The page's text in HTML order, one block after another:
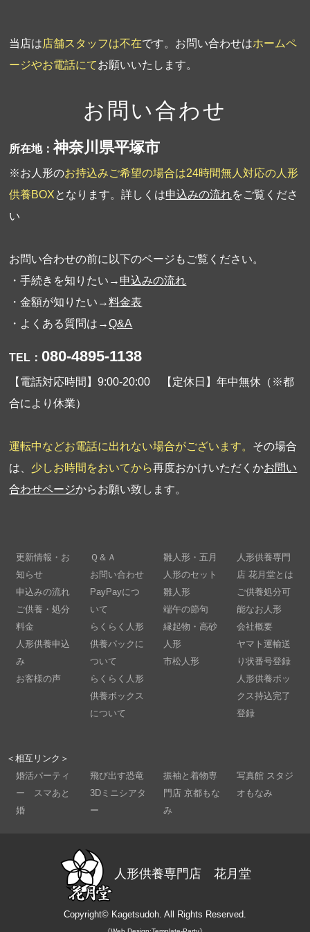
当店は店舗スタッフは不在です。お問い合わせはホームペ
ージやお電話にてお願いいたします。
お問い合わせ
所在地：神奈川県平塚市
※お人形のお持込みご希望の場合は24時間無人対応の人形
供養BOXとなります。詳しくは申込みの流れをご覧くださ
い
お問い合わせの前に以下のページもご覧ください。
・手続きを知りたい→ 申込みの流れ
・金額が知りたい→料金表
・よくある質問は→Q&A
TEL： 080-4895-1138
【電話対応時間】9:00-20:00 【定休日】年中無休（※都
合により休業）
運転中などお電話に出れない場合がございます。 その場合
は、 少しお時間をおいてから再度おかけいただくかお問い
合わせページからお願い致します。
更新情報・お
知らせ
申込みの流れ
ご供養・処分
料金
人形供養申込
み
お客様の声
Ｑ＆Ａ
お問い合わせ
PayPayにつ
いて
らくらく人形
供養パックに
ついて
らくらく人形
供養ボックス
について
雛人形・五月
人形のセット
雛人形
端午の節句
縁起物・高砂
人形
市松人形
人形供養専門
店 花月堂とは
ご供養処分可
能なお人形
会社概要
ヤマト運輸送
り状番号登録
人形供養ボッ
クス持込完了
登録
＜相互リンク＞
婚活パーティ
ー スマあと
婚
飛び出す恐竜
3Dミニシアタ
ー
振袖と着物専
門店 京都もな
み
写真館 スタジ
オもなみ
人形供養専門店 花月堂
Copyright© Kagetsudoh. All Rights Reserved.